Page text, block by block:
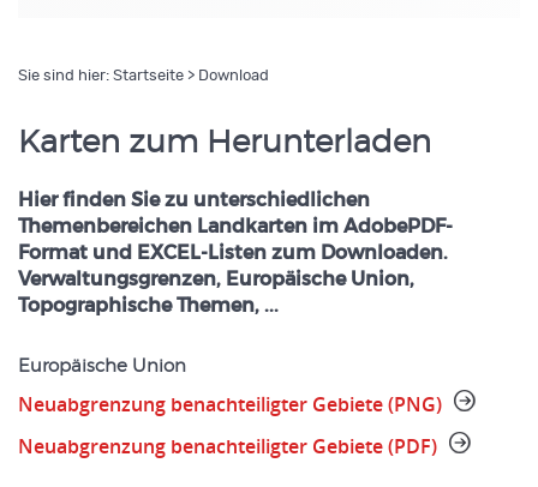
Sie sind hier: Startseite > Download
Karten zum Herunterladen
Hier finden Sie zu unterschiedlichen
Themenbereichen Landkarten im AdobePDF-
Format und EXCEL-Listen zum Downloaden.
Verwaltungsgrenzen, Europäische Union,
Topographische Themen, ...
Europäische Union
Neuabgrenzung benachteiligter Gebiete (PNG)
Neuabgrenzung benachteiligter Gebiete (PDF)